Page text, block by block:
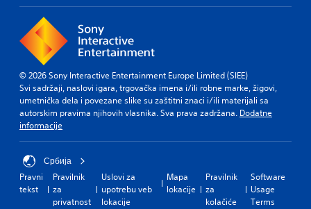
© 2026 Sony Interactive Entertainment Europe Limited (SIEE)
Svi sadržaji, naslovi igara, trgovačka imena i/ili robne marke, žigovi,
umetnička dela i povezane slike su zaštitni znaci i/ili materijali sa
autorskim pravima njihovih vlasnika. Sva prava zadržana. Dodatne
informacije
Србија
Pravni
tekst
Pravilnik
za
privatnost
Uslovi za
upotrebu veb
lokacije
Mapa
lokacije
Pravilnik
za
kolačiće
Software
Usage
Terms